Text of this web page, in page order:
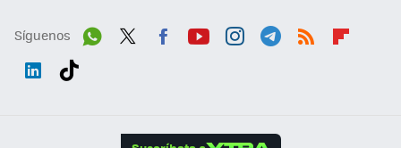
Síguenos